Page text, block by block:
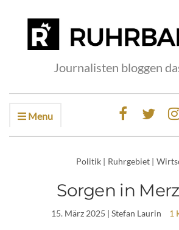
Journalisten bloggen
Menu
Politik | Ruhrgebiet |
Sorgen in
15. März 2025 | Stefan Laurin 1